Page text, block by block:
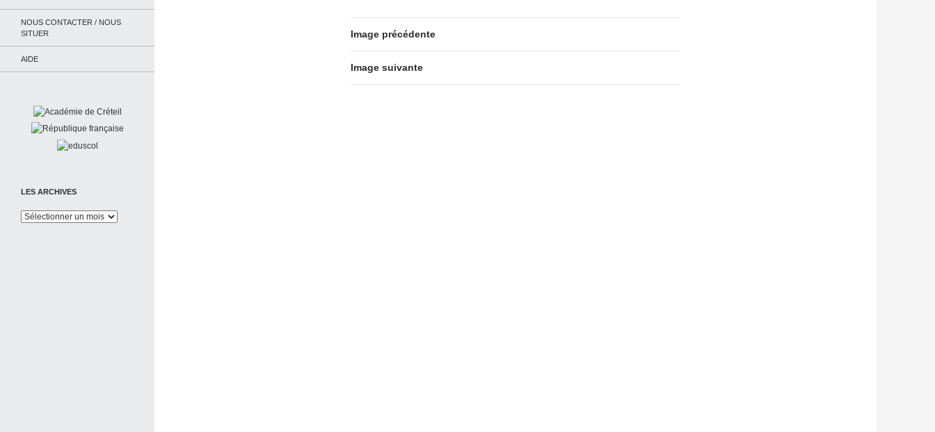
Image précédente
Image suivante
NOUS CONTACTER / NOUS
SITUER
AIDE
LES ARCHIVES
Les